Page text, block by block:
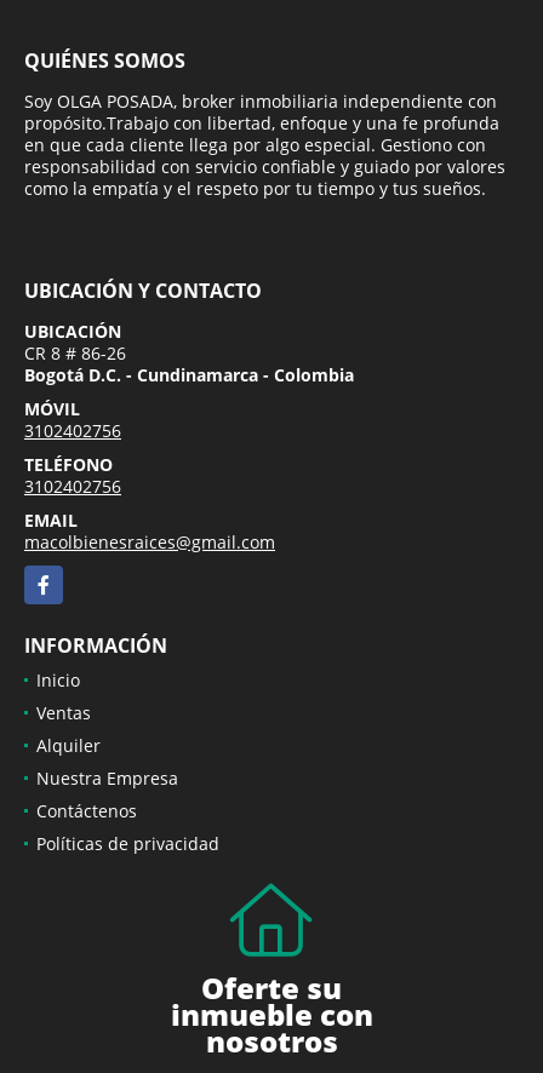
QUIÉNES SOMOS
Soy OLGA POSADA, broker inmobiliaria independiente con
propósito.Trabajo con libertad, enfoque y una fe profunda
en que cada cliente llega por algo especial. Gestiono con
responsabilidad con servicio confiable y guiado por valores
como la empatía y el respeto por tu tiempo y tus sueños.
UBICACIÓN Y CONTACTO
UBICACIÓN
CR 8 # 86-26
Bogotá D.C. - Cundinamarca - Colombia
MÓVIL
3102402756
TELÉFONO
3102402756
EMAIL
macolbienesraices@gmail.com
Facebook
INFORMACIÓN
Inicio
Ventas
Alquiler
Nuestra Empresa
Contáctenos
Políticas de privacidad
Oferte su
inmueble con
nosotros